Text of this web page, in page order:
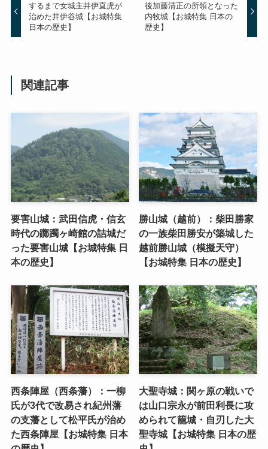
するまで女城主井伊直虎が
治めた井伊谷城【お城特集
日本の歴史】
後加藤清正の所領となった
内牧城【お城特集 日本の
歴史】
関連記事
要害山城：武田信虎・信玄
時代の躑躅ヶ崎館の詰城だ
った要害山城【お城特集 日
本の歴史】
勝山城（越前）：柴田勝家
の一族柴田勝安が築城した
越前勝山城（模擬天守）
【お城特集 日本の歴史】
西条陣屋（西条藩）：一柳
氏が3代で改易され紀州藩
の支藩として松平氏が治め
た西条陣屋【お城特集 日本
大聖寺城：関ヶ原の戦いで
は山口宗永が前田利長に攻
められて籠城・自刃した大
聖寺城【お城特集 日本の歴